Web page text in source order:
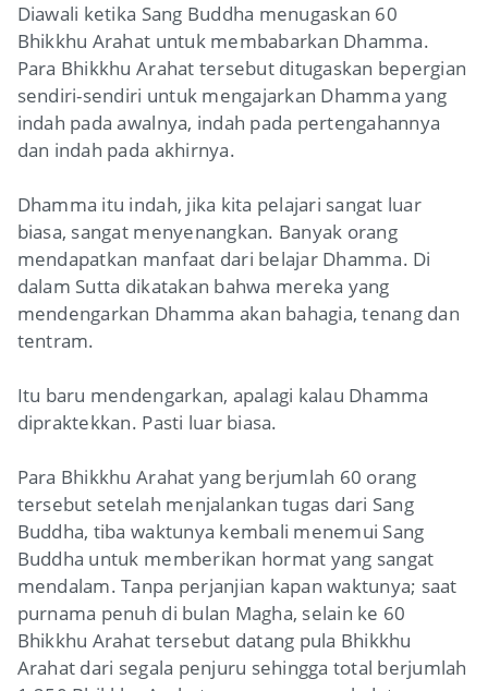
Diawali ketika Sang Buddha menugaskan 60
Bhikkhu Arahat untuk membabarkan Dhamma.
Para Bhikkhu Arahat tersebut ditugaskan bepergian
sendiri-sendiri untuk mengajarkan Dhamma yang
indah pada awalnya, indah pada pertengahannya
dan indah pada akhirnya.
Dhamma itu indah, jika kita pelajari sangat luar
biasa, sangat menyenangkan. Banyak orang
mendapatkan manfaat dari belajar Dhamma. Di
dalam Sutta dikatakan bahwa mereka yang
mendengarkan Dhamma akan bahagia, tenang dan
tentram.
Itu baru mendengarkan, apalagi kalau Dhamma
dipraktekkan. Pasti luar biasa.
Para Bhikkhu Arahat yang berjumlah 60 orang
tersebut setelah menjalankan tugas dari Sang
Buddha, tiba waktunya kembali menemui Sang
Buddha untuk memberikan hormat yang sangat
mendalam. Tanpa perjanjian kapan waktunya; saat
purnama penuh di bulan Magha, selain ke 60
Bhikkhu Arahat tersebut datang pula Bhikkhu
Arahat dari segala penjuru sehingga total berjumlah